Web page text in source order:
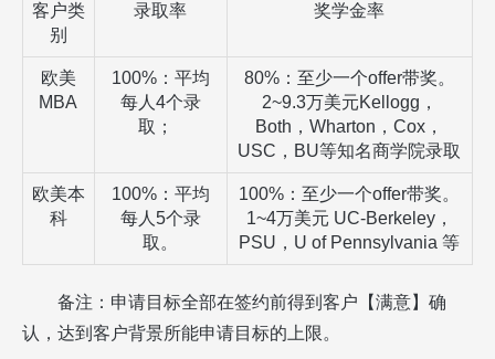
客户类
别
录取率 奖学金率
欧美
MBA
100% ：平均
每人 4个录
取；
80% ：至少一个offer带奖。
2~9.3万美元Kellogg ，
Both ，Wharton ，Cox ，
USC ， BU等知名商学院录取
欧美本
科
100% ：平均
每人 5个录
取。
100% ：至少一个offer带奖。
1~4万美元 UC-Berkeley ，
PSU ， U of Pennsylvania等
备注：申请目标全部在签约前得到客户【满意】确
认，达到客户背景所能申请目标的上限。